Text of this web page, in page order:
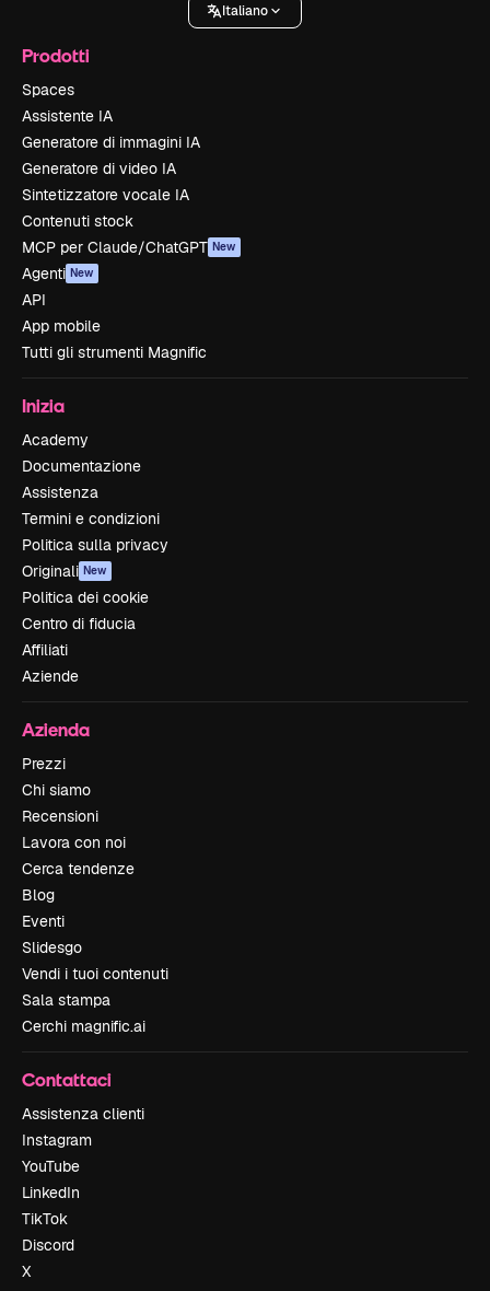
Italiano
Prodotti
Spaces
Assistente IA
Generatore di immagini IA
Generatore di video IA
Sintetizzatore vocale IA
Contenuti stock
MCP per Claude/ChatGPT New
Agenti New
API
App mobile
Tutti gli strumenti Magnific
Inizia
Academy
Documentazione
Assistenza
Termini e condizioni
Politica sulla privacy
Originali New
Politica dei cookie
Centro di fiducia
Affiliati
Aziende
Azienda
Prezzi
Chi siamo
Recensioni
Lavora con noi
Cerca tendenze
Blog
Eventi
Slidesgo
Vendi i tuoi contenuti
Sala stampa
Cerchi magnific.ai
Contattaci
Assistenza clienti
Instagram
YouTube
LinkedIn
TikTok
Discord
X